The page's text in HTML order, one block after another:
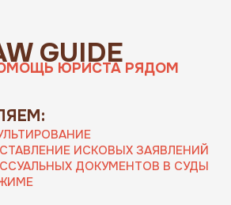
ИСКОВЫХ ЗАЯВЛЕНИЙ
ДОКУМЕНТОВ В СУДЫ
ЮРИСТА РЯДОМ
GUIDE